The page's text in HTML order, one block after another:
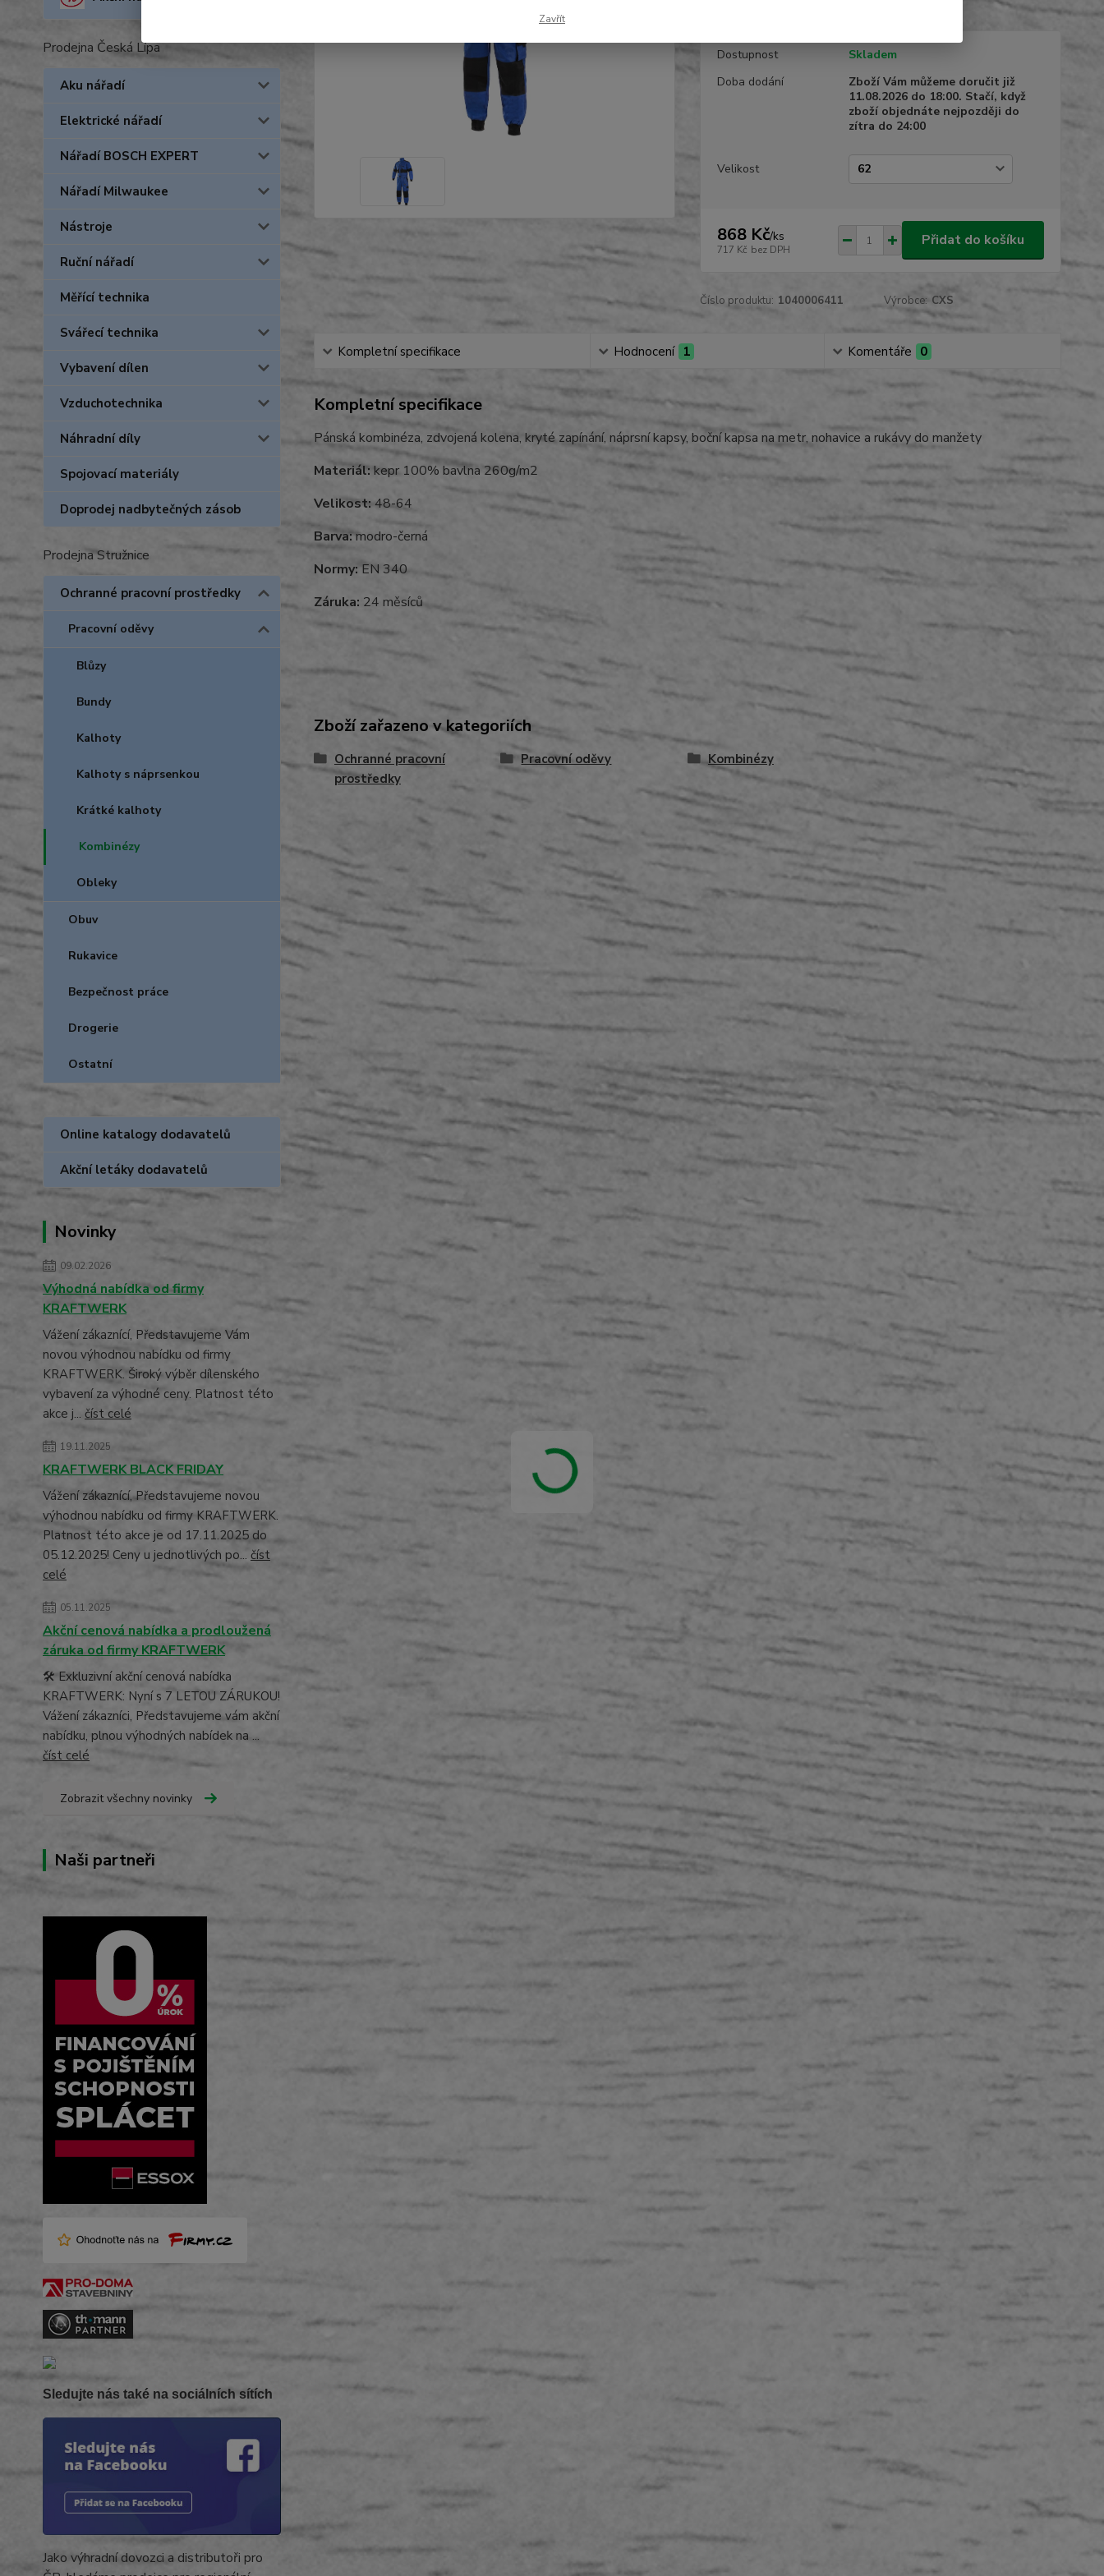
Prodejna Česká Lípa
Aku nářadí
Elektrické nářadí
Nářadí BOSCH EXPERT
Nářadí Milwaukee
Nástroje
Ruční nářadí
Měřící technika
Svářecí technika
Vybavení dílen
Vzduchotechnika
Náhradní díly
Spojovací materiály
Doprodej nadbytečných zásob
Prodejna Stružnice
Ochranné pracovní prostředky
Pracovní oděvy
Blůzy
Bundy
Kalhoty
Kalhoty s náprsenkou
Krátké kalhoty
Kombinézy
Obleky
Obuv
Rukavice
Bezpečnost práce
Drogerie
Ostatní
Online katalogy dodavatelů
Akční letáky dodavatelů
Novinky
09.02.2026
Výhodná nabídka od firmy
KRAFTWERK
Vážení zákaznící, Představujeme Vám
novou výhodnou nabídku od firmy
KRAFTWERK. Široký výběr dílenského
vybavení za výhodné ceny. Platnost této
akce j... číst celé
19.11.2025
KRAFTWERK BLACK FRIDAY
Vážení zákaznící, Představujeme novou
výhodnou nabídku od firmy KRAFTWERK.
Platnost této akce je od 17.11.2025 do
05.12.2025! Ceny u jednotlivých po... číst
celé
05.11.2025
Akční cenová nabídka a prodloužená
záruka od firmy KRAFTWERK
🛠️ Exkluzivní akční cenová nabídka
KRAFTWERK: Nyní s 7 LETOU ZÁRUKOU!
Vážení zákazníci, Představujeme vám akční
nabídku, plnou výhodných nabídek na ...
číst celé
Zobrazit všechny novinky
Naši partneři
Sledujte nás také na sociálních sítích
Jako výhradní dovozci a distributoři pro
Dostupnost
Skladem
Doba dodání
Zboží Vám můžeme doručit již
11.08.2026 do 18:00. Stačí, když
zboží objednáte nejpozději do
zítra do 24:00
Velikost
868 Kč/ks
717 Kč bez DPH
Přidat do košíku
Číslo produktu: 1040006411 Výrobce: CXS
Kompletní specifikace Hodnocení 1 Komentáře 0
Kompletní specifikace
Pánská kombinéza, zdvojená kolena, kryté zapínání, náprsní kapsy, boční kapsa na metr, nohavice a rukávy do manžety
Materiál: kepr 100% bavlna 260g/m2
Velikost: 48-64
Barva:modro-černá
Normy: EN 340
Záruka: 24 měsíců
Zboží zařazeno v kategoriích
Ochranné pracovní
prostředky
Pracovní oděvy Kombinézy
Zavřít